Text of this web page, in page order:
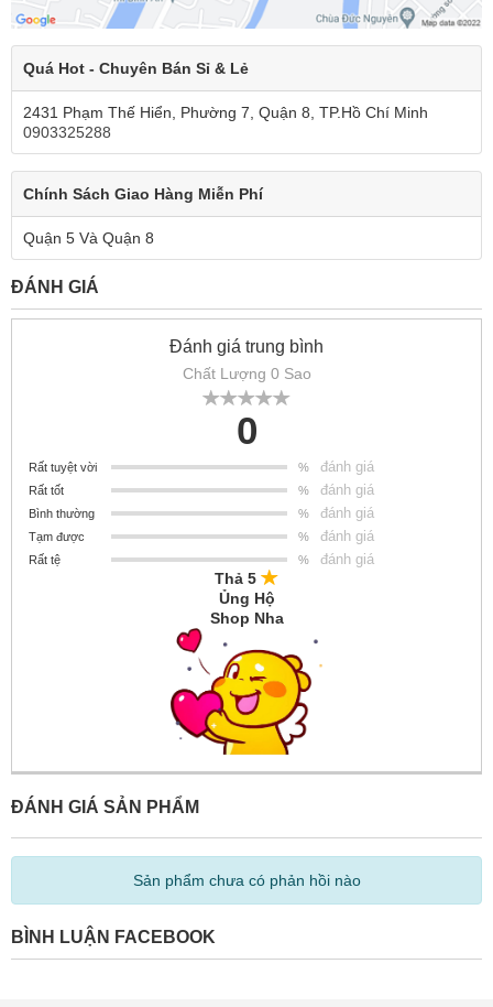
Quá Hot - Chuyên Bán Sỉ & Lẻ
2431 Phạm Thế Hiển, Phường 7, Quận 8, TP.Hồ Chí Minh
0903325288
Chính Sách Giao Hàng Miễn Phí
Quận 5 Và Quận 8
ĐÁNH GIÁ
Đánh giá trung bình
Chất Lượng 0 Sao
0
Rất tuyệt vời % đánh giá
Rất tốt % đánh giá
Bình thường % đánh giá
Tạm được % đánh giá
Rất tệ % đánh giá
Thả 5
Ủng Hộ
Shop Nha
ĐÁNH GIÁ SẢN PHẨM
Sản phẩm chưa có phản hồi nào
BÌNH LUẬN FACEBOOK